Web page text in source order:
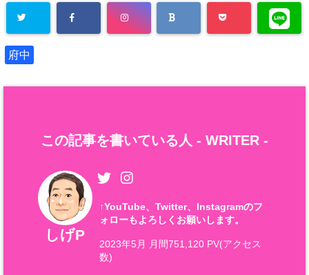
府中
この記事を書いている人 - WRITER -
しげP
↑YouTube、Twitter、Instagramのフ
ォローもよろしくお願いします。
2023年5月 月間751,120 PV(アクセス
数)